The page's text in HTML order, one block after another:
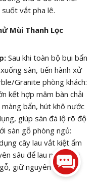
vắt pha lê.
Mùi Thanh Lọc
Sau khi toàn bộ bụi bẩn
sàn, tiến hành xử
Granite phòng khách:
kết hợp mâm bàn chải
bẩn, hút khô nước
giúp sàn đá lộ rõ độ
sàn gỗ phòng ngủ:
cây lau vắt kiệt ẩm
sâu để lau miết, loại
giữ nguyên độ mộc